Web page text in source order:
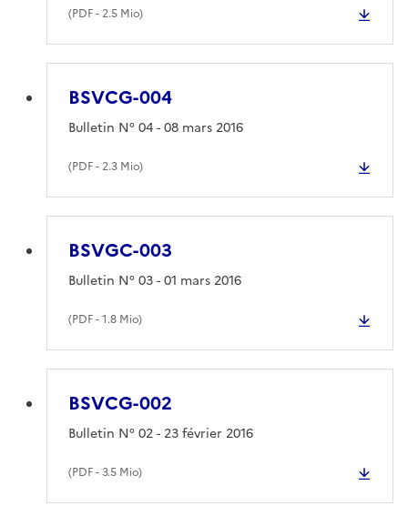
(PDF- 2.5 Mio)
BSVCG-004
(PDF- 2.3 Mio)
Bulletin N° 04 - 08 mars 2016
BSVGC-003
(PDF- 1.8 Mio)
Bulletin N° 03 - 01 mars 2016
BSVCG-002
(PDF- 3.5 Mio)
Bulletin N° 02 - 23 février 2016